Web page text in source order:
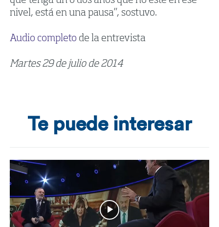
nivel, está en una pausa”, sostuvo.
Audio completo de la entrevista
Martes 29 de julio de 2014
Te puede interesar